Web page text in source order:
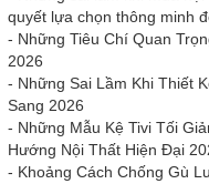
quyết lựa chọn thông minh
- Những Tiêu Chí Quan
2026
- Những Sai Lầm Khi Thiết
Sang 2026
- Những Mẫu Kệ Tivi Tối
Hướng Nội Thất Hiện Đại
- Khoảng Cách Chống Gù